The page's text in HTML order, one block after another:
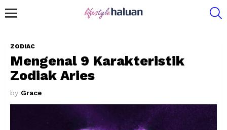
ZODIAC
Mengenal 9 Karakteristik
Zodiak Aries
by Grace